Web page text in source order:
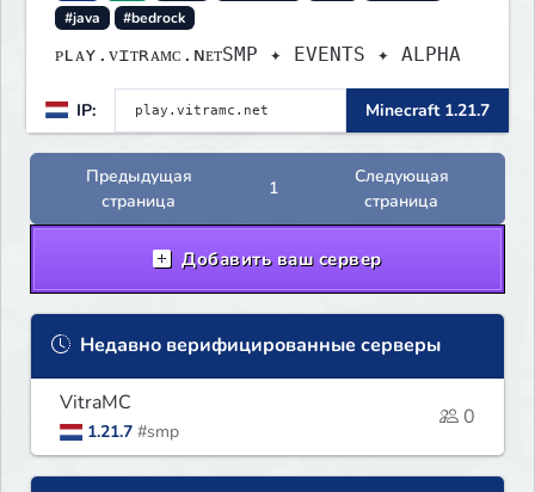
#java
#bedrock
ᴘʟᴀʏ.ᴠɪᴛʀᴀᴍᴄ.ɴᴇᴛSMP ✦ EVENTS ✦ ALPHA
IP: Minecraft 1.21.7
Предыдущая
страница
1
Следующая
страница
Добавить ваш сервер
Недавно верифицированные серверы
VitraMC
1.21.7 #smp
0